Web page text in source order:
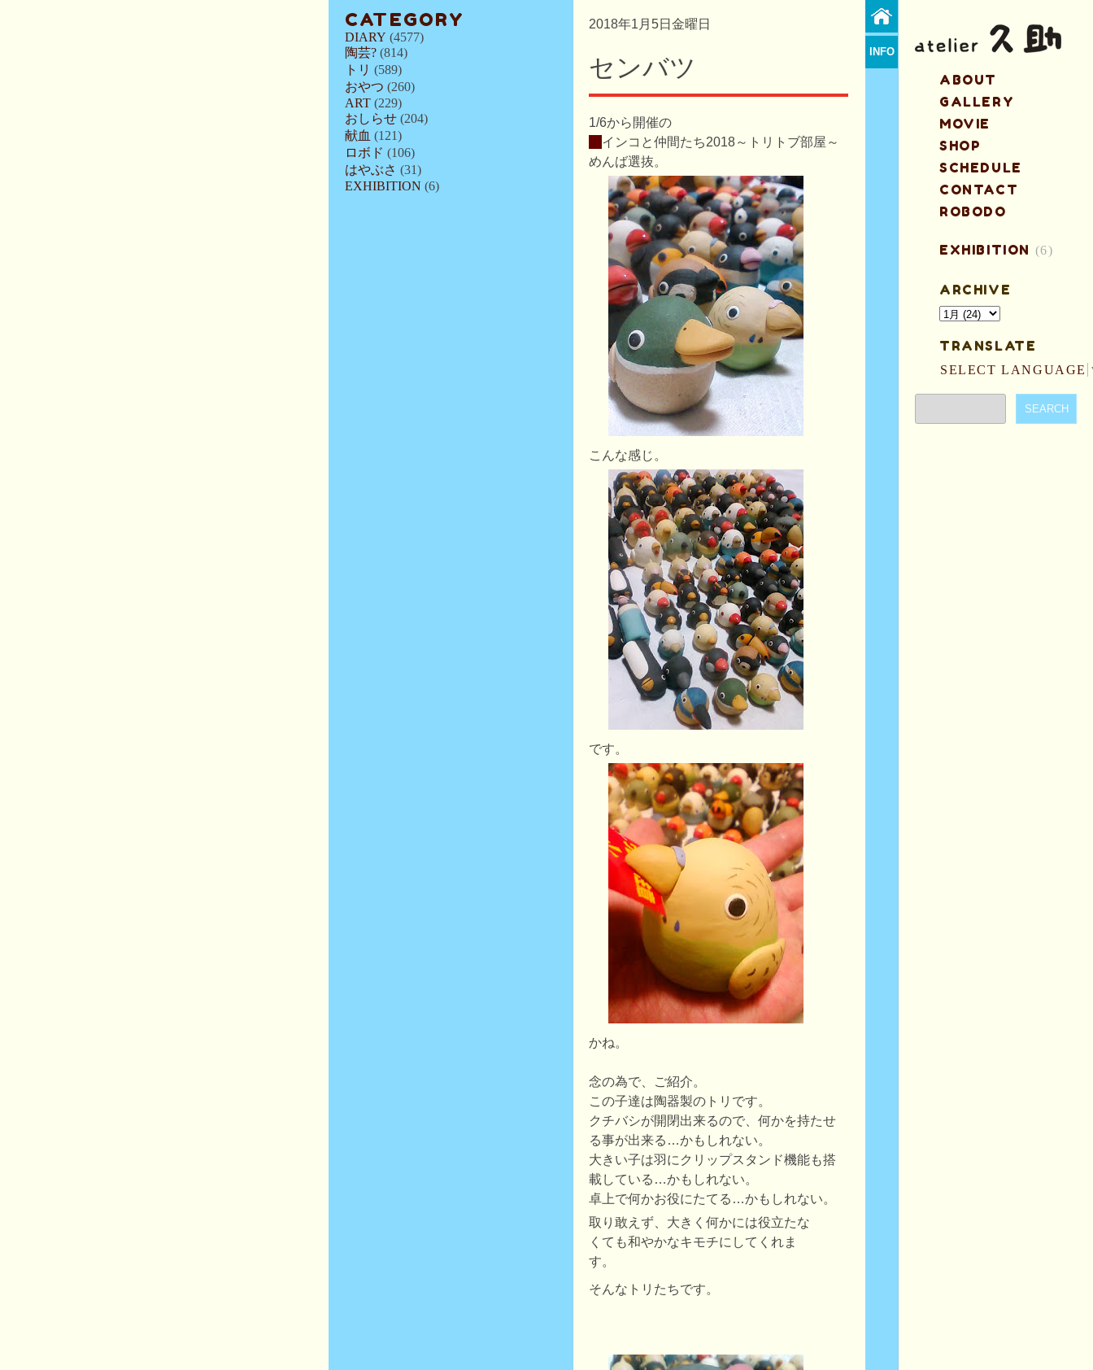
CATEGORY
DIARY (4577)
陶芸? (814)
トリ (589)
おやつ (260)
ART (229)
おしらせ (204)
献血 (121)
ロボド (106)
はやぶさ (31)
EXHIBITION (6)
2018年1月5日金曜日
センバツ
1/6から開催の
インコと仲間たち2018～トリトブ部屋～
めんば選抜。
こんな感じ。
です。
かね。
念の為で、ご紹介。
この子達は陶器製のトリです。
クチバシが開閉出来るので、何かを持たせ
る事が出来る…かもしれない。
大きい子は羽にクリップスタンド機能も搭
載している…かもしれない。
卓上で何かお役にたてる…かもしれない。
取り敢えず、大きく何かには役立たな
くても和やかなキモチにしてくれま
す。
そんなトリたちです。
INFO
ABOUT
GALLERY
MOVIE
SHOP
SCHEDULE
CONTACT
ROBODO
EXHIBITION (6)
ARCHIVE
TRANSLATE
SELECT LANGUAGE